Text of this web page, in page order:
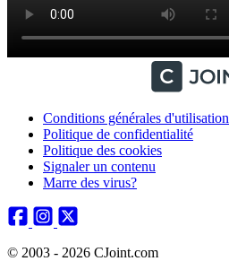
Conditions générales d'utilisation
Politique de confidentialité
Politique des cookies
Signaler un contenu
Marre des virus?
© 2003 - 2026 CJoint.com